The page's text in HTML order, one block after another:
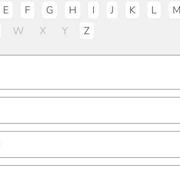
E F G H I J K L M
W X Y Z